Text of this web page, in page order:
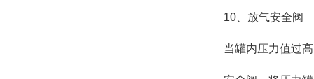
10、放气安全阀
当罐内压力值过